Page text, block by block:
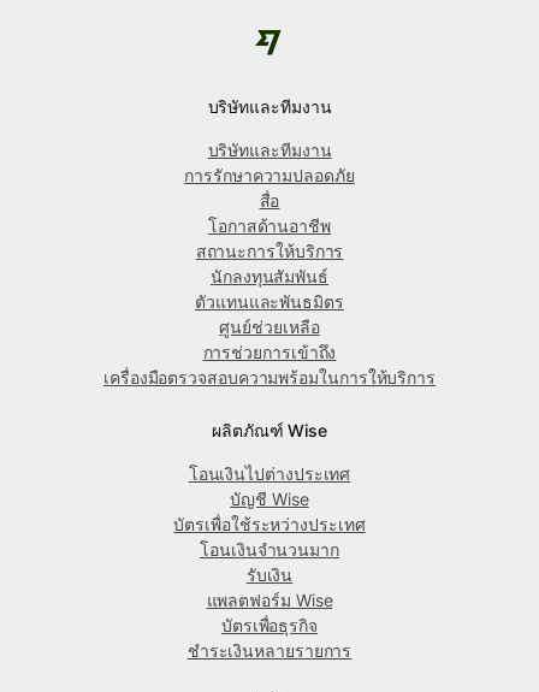
บริษัทและทีมงาน
บริษัทและทีมงาน
การรักษาความปลอดภัย
สื่อ
โอกาสด้านอาชีพ
สถานะการให้บริการ
นักลงทุนสัมพันธ์
ตัวแทนและพันธมิตร
ศูนย์ช่วยเหลือ
การช่วยการเข้าถึง
เครื่องมือตรวจสอบความพร้อมในการให้บริการ
ผลิตภัณฑ์ Wise
โอนเงินไปต่างประเทศ
บัญชี Wise
บัตรเพื่อใช้ระหว่างประเทศ
โอนเงินจำนวนมาก
รับเงิน
แพลตฟอร์ม Wise
บัตรเพื่อธุรกิจ
ชำระเงินหลายรายการ